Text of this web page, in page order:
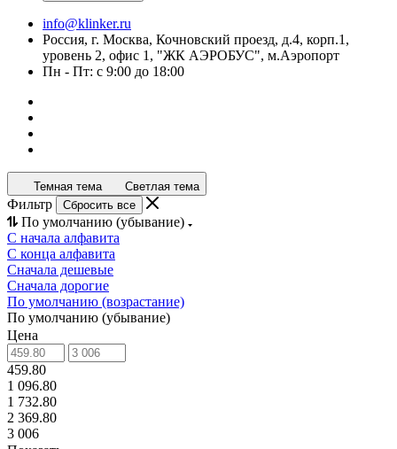
info@klinker.ru
Россия, г. Москва, Кочновский проезд, д.4, корп.1,
уровень 2, офис 1, "ЖК АЭРОБУС", м.Аэропорт
Пн - Пт: с 9:00 до 18:00
Темная тема Светлая тема
Фильтр Сбросить все
По умолчанию (убывание)
С начала алфавита
С конца алфавита
Сначала дешевые
Сначала дорогие
По умолчанию (возрастание)
По умолчанию (убывание)
Цена
459.80
1 096.80
1 732.80
2 369.80
3 006